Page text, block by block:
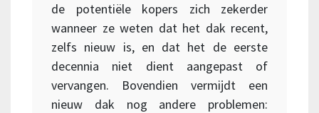
de potentiële kopers zich zekerder
wanneer ze weten dat het dak recent,
zelfs nieuw is, en dat het de eerste
decennia niet dient aangepast of
vervangen. Bovendien vermijdt een
nieuw dak nog andere problemen: